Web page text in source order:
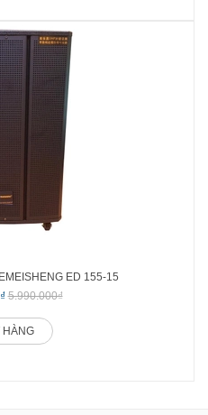
ED 155-15
5.990.000₫
HÀNG